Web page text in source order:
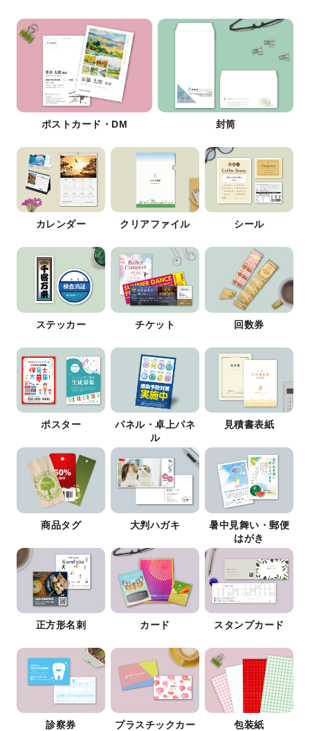
ポストカード・DM 封筒
カレンダー クリアファイル シール
ステッカー チケット 回数券
ポスター
パネル・卓上パネ
ル
見積書表紙
商品タグ 大判ハガキ
暑中見舞い・郵便
はがき
正方形名刺 カード スタンプカード
診察券
プラスチックカー
包装紙